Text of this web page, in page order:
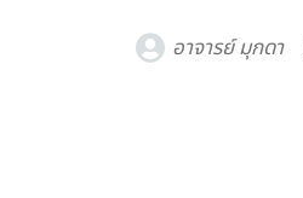
อาจารย์ มุกดา